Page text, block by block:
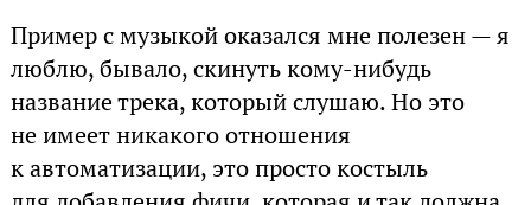
Пример с музыкой оказался мне полезен — я
люблю, бывало, скинуть кому-нибудь
название трека, который слушаю. Но это
не имеет никакого отношения
к автоматизации, это просто костыль